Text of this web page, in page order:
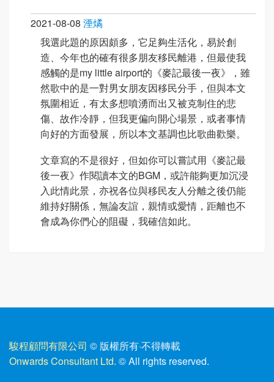
2021-08-08 湮燏
我選此題的原因頗多，它足夠生活化，易於創
造、今年也的確有很多朋友移民離港，但最使我
感觸的是my little airport的《麥記最後一夜》，雖
然歌中的是一對男女朋友因移民分手，但與本文
氛圍相近，有太多想噴湧而出又被克制住的悲
傷、故作冷靜，但我更偏向開心場景，或者事情
向好的方面發展，所以本文基調也比歌曲歡樂。
文章寫的不是很好，但如你可以嘗試用《麥記最
後一夜》作閱讀本文的BGM，或許能夠更加沉浸
入此情此景，亦祝各位與移民友人分離之後仍能
維持好關係，無論友誼，親情或愛情，距離也不
會成為你們心的阻礙，我確信如此。
駿程顧問有限公司 © 版權所有·不得轉載
Onwards Consultant Ltd. © All rights reserved.